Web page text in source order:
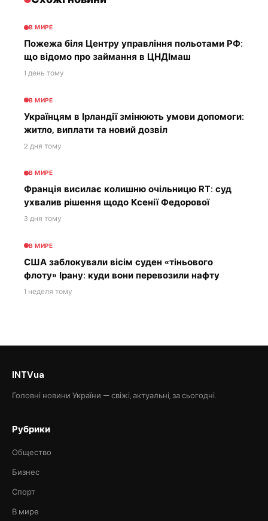
В МИРЕ
Пожежа біля Центру управління польотами РФ:
що відомо про займання в ЦНДІмаш
1 день тому
В МИРЕ
Українцям в Ірландії змінюють умови допомоги:
житло, виплати та новий дозвіл
2 дня тому
В МИРЕ
Франція висилає колишню очільницю RT: суд
ухвалив рішення щодо Ксенії Федорової
3 дня тому
В МИРЕ
США заблокували вісім суден «тіньового
флоту» Ірану: куди вони перевозили нафту
1 неделя тому
INTVua
Головні новини України — свіжі, актуальні, за сьогодні.
Рубрики
Общество
Бизнес
Спорт
В мире